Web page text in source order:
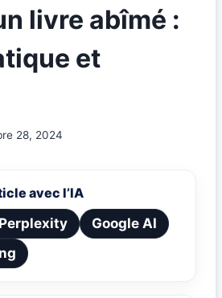
livre abîmé :
et
28, 2024
avec l’IA
Perplexity
Google AI